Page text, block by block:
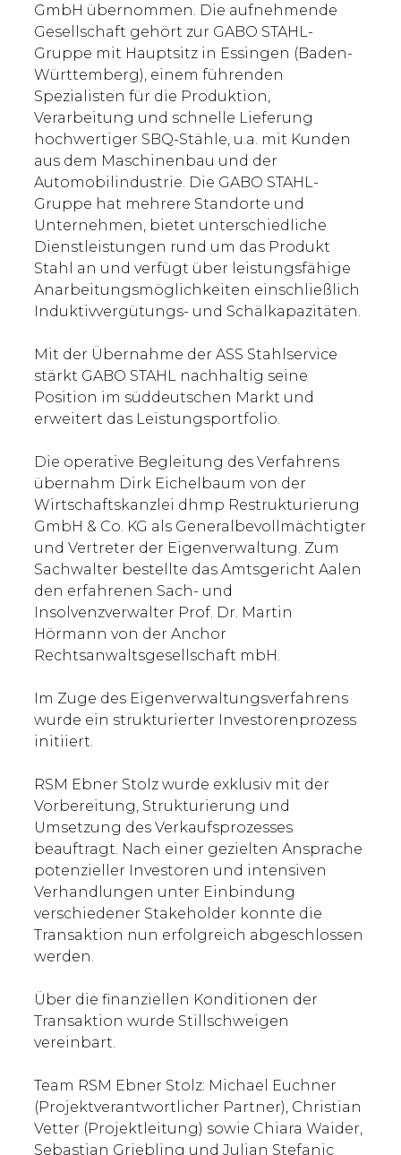
GmbH übernommen. Die aufnehmende
Gesellschaft gehört zur GABO STAHL-
Gruppe mit Hauptsitz in Essingen (Baden-
Württemberg), einem führenden
Spezialisten für die Produktion,
Verarbeitung und schnelle Lieferung
hochwertiger SBQ-Stähle, u.a. mit Kunden
aus dem Maschinenbau und der
Automobilindustrie. Die GABO STAHL-
Gruppe hat mehrere Standorte und
Unternehmen, bietet unterschiedliche
Dienstleistungen rund um das Produkt
Stahl an und verfügt über leistungsfähige
Anarbeitungsmöglichkeiten einschließlich
Induktivvergütungs- und Schälkapazitäten.
Mit der Übernahme der ASS Stahlservice
stärkt GABO STAHL nachhaltig seine
Position im süddeutschen Markt und
erweitert das Leistungsportfolio.
Die operative Begleitung des Verfahrens
übernahm Dirk Eichelbaum von der
Wirtschaftskanzlei dhmp Restrukturierung
GmbH & Co. KG als Generalbevollmächtigter
und Vertreter der Eigenverwaltung. Zum
Sachwalter bestellte das Amtsgericht Aalen
den erfahrenen Sach- und
Insolvenzverwalter Prof. Dr. Martin
Hörmann von der Anchor
Rechtsanwaltsgesellschaft mbH.
Im Zuge des Eigenverwaltungsverfahrens
wurde ein strukturierter Investorenprozess
initiiert.
RSM Ebner Stolz wurde exklusiv mit der
Vorbereitung, Strukturierung und
Umsetzung des Verkaufsprozesses
beauftragt. Nach einer gezielten Ansprache
potenzieller Investoren und intensiven
Verhandlungen unter Einbindung
verschiedener Stakeholder konnte die
Transaktion nun erfolgreich abgeschlossen
werden.
Über die finanziellen Konditionen der
Transaktion wurde Stillschweigen
vereinbart.
Team RSM Ebner Stolz: Michael Euchner
(Projektverantwortlicher Partner), Christian
Vetter (Projektleitung) sowie Chiara Waider,
Sebastian Griebling und Julian Stefanic